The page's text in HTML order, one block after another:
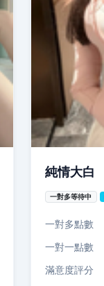
純情大白
一對多等待中
一對多點數
一對一點數
滿意度評分